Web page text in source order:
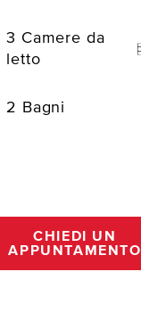
3 Camere da
letto
2 Bagni
CHIEDI UN
APPUNTAMENTO